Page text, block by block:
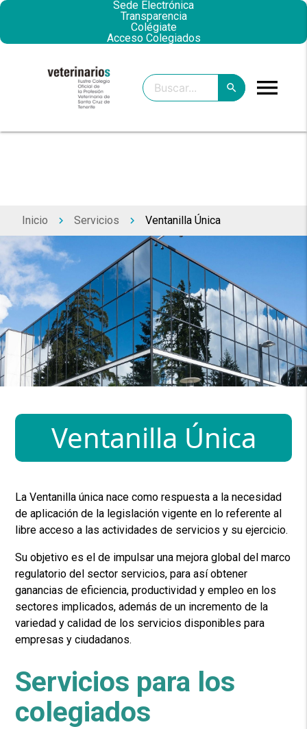
Sede Electrónica
Transparencia
Colégiate
Acceso Colegiados
search menu
clear
search
Inicio keyboard_arrow_right Servicios keyboard_arrow_right Ventanilla Única
Ventanilla Única
La Ventanilla única nace como respuesta a la necesidad
de aplicación de la legislación vigente en lo referente al
libre acceso a las actividades de servicios y su ejercicio.
Su objetivo es el de impulsar una mejora global del marco
regulatorio del sector servicios, para así obtener
ganancias de eficiencia, productividad y empleo en los
sectores implicados, además de un incremento de la
variedad y calidad de los servicios disponibles para
empresas y ciudadanos.
Servicios para los
colegiados